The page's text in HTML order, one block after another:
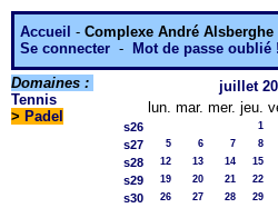
Accueil - Complexe André Alsberghe
Se connecter - Mot de passe oublié !
Domaines :
Tennis
> Padel
juillet
lun. mar. mer. jeu.
s26 1
s27 5 6 7 8
s28 12 13 14 15
s29 19 20 21 22
s30 26 27 28 29